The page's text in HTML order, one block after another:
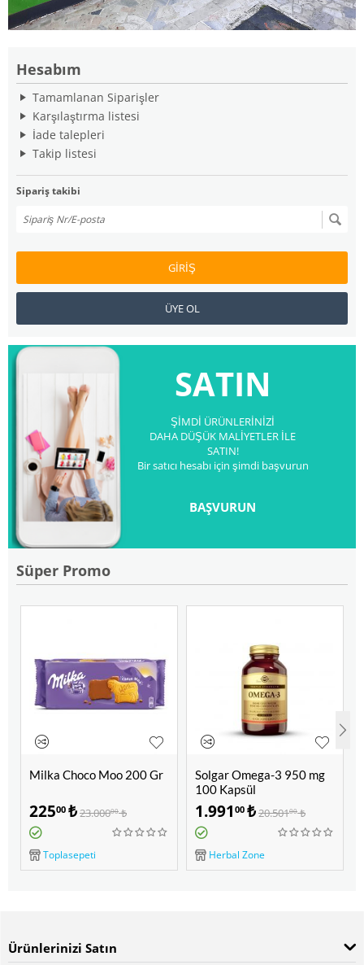
Hesabım
Tamamlanan Siparişler
Karşılaştırma listesi
İade talepleri
Takip listesi
Sipariş takibi
GIRIŞ
ÜYE OL
SATIN
ŞİMDİ ÜRÜNLERİNİZİ
DAHA DÜŞÜK MALİYETLER İLE
SATIN!
Bir satıcı hesabı için şimdi başvurun
BAŞVURUN
Süper Promo
Milka Choco Moo 200 Gr
22500 ₺23.00000 ₺
Toplasepeti
Solgar Omega-3 950 mg
100 Kapsül
1.991 00 ₺20.50100 ₺
Herbal Zone
Ürünlerinizi Satın